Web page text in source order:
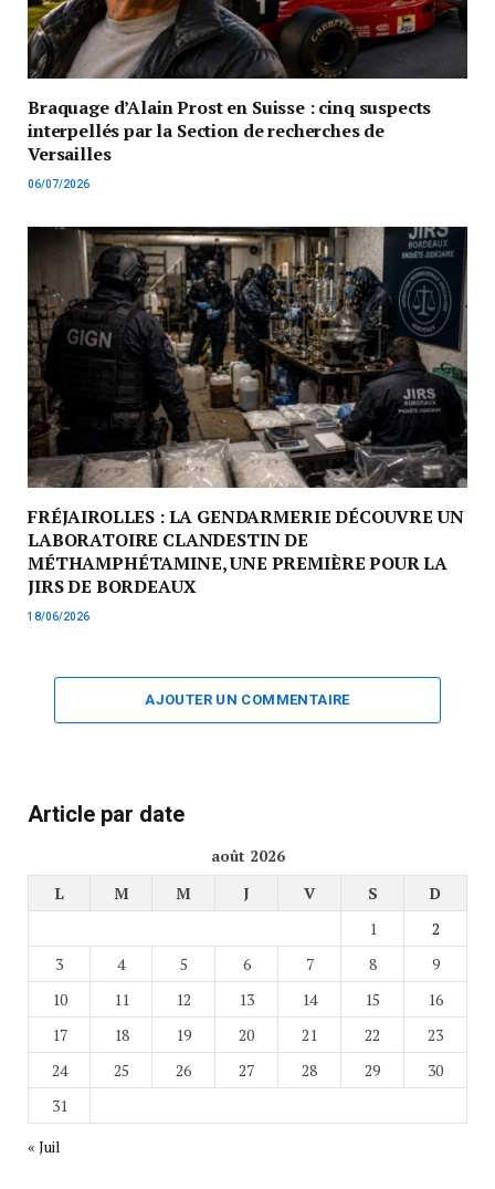
Braquage d’Alain Prost en Suisse : cinq suspects
interpellés par la Section de recherches de
Versailles
06/07/2026
FRÉJAIROLLES : LA GENDARMERIE DÉCOUVRE UN
LABORATOIRE CLANDESTIN DE
MÉTHAMPHÉTAMINE, UNE PREMIÈRE POUR LA
JIRS DE BORDEAUX
18/06/2026
AJOUTER UN COMMENTAIRE
Article par date
août 2026
L
M M J V S
D
1
2
3
4 5 6 7 8
9
10
11 12 13 14 15
16
17
18 19 20 21 22
23
24
25 26 27 28 29
30
31
« Juil